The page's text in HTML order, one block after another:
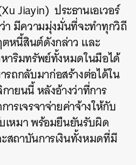
Jiayin) ประธานเอเวอร์
า มีความมุ่งมั่นที่จะทำทุกวิถี
หนี้สินต์ดังกล่าว และ
าริมทรัพย์ทั้งหมดในมือได้
ถกลับมาก่อสร้างต่อได้ใน
ายนนี้ หลังอ้างว่าที่การ
รเจรจาจ่ายค่าจ้างให้กับ
เหมา พร้อมยืนยันรับผิด
ถาบันการเงินทั้งหมดที่มี